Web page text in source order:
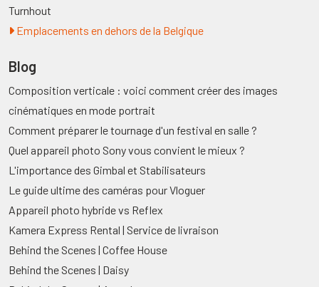
Turnhout
Emplacements en dehors de la Belgique
Blog
Composition verticale : voici comment créer des images
cinématiques en mode portrait
Comment préparer le tournage d'un festival en salle ?
Quel appareil photo Sony vous convient le mieux ?
L'importance des Gimbal et Stabilisateurs
Le guide ultime des caméras pour Vloguer
Appareil photo hybride vs Reflex
Kamera Express Rental | Service de livraison
Behind the Scenes | Coffee House
Behind the Scenes | Daisy